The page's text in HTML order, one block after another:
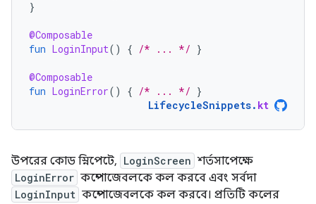
}
@Composable
fun LoginInput() { /* ... */ }
@Composable
fun LoginError() { /* ... */ }
LifecycleSnippets. kt
উপরের কোড স্নিপেটে, LoginScreen শর্তসাপেক্ষে
LoginError কম্পোজেবলকে কল করবে এবং সর্বদা
LoginInput কম্পোজেবলকে কল করবে। প্রতিটি কলের